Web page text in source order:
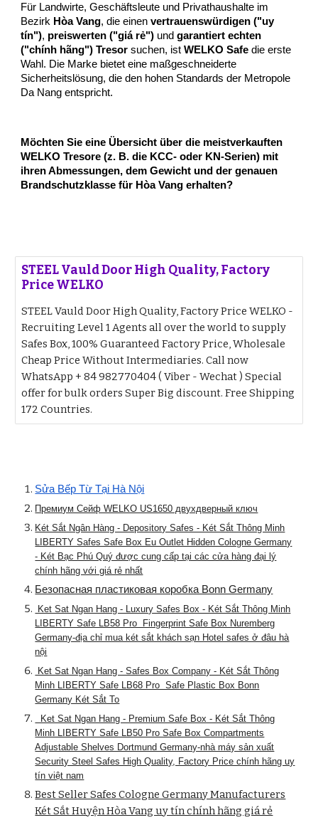
Für Landwirte, Geschäftsleute und Privathaushalte im
Bezirk Hòa Vang, die einenvertrauenswürdigen ("uy
tín"), preiswerten ("giá rẻ") undgarantiert echten
("chính hãng") Tresor suchen, istWELKO Safe die erste
Wahl. Die Marke bietet eine maßgeschneiderte
Sicherheitslösung, die den hohen Standards der Metropole
Da Nang entspricht.
Möchten Sie eine Übersicht über die meistverkauften
WELKO Tresore (z. B. die KCC- oder KN-Serien) mit
ihren Abmessungen, dem Gewicht und der genauen
Brandschutzklasse für Hòa Vang erhalten?
STEEL Vauld Door High Quality, Factory
Price WELKO
STEEL Vauld Door High Quality, Factory Price WELKO -
Recruiting Level 1 Agents all over the world to supply
Safes Box, 100% Guaranteed Factory Price, Wholesale
Cheap Price Without Intermediaries. Call now
WhatsApp + 84 982770404 ( Viber - Wechat ) Special
offer for bulk orders Super Big discount. Free Shipping
172 Countries.
Sửa Bếp Từ Tại Hà Nội
Премиум Сейф WELKO US1650 двухдверный ключ
Két Sắt Ngân Hàng - Depository Safes - Két Sắt Thông Minh
LIBERTY Safes Safe Box Eu Outlet Hidden Cologne Germany
- Két Bạc Phú Quý được cung cấp tại các cửa hàng đại lý
chính hãng với giá rẻ nhất
Безопасная пластиковая коробка Bonn Germany
Ket Sat Ngan Hang - Luxury Safes Box - Két Sắt Thông Minh
LIBERTY Safe LB58 Pro Fingerprint Safe Box Nuremberg
Germany-địa chỉ mua két sắt khách sạn Hotel safes ở đâu hà
nội
Ket Sat Ngan Hang - Safes Box Company - Két Sắt Thông
Minh LIBERTY Safe LB68 Pro Safe Plastic Box Bonn
Germany Két Sắt To
Ket Sat Ngan Hang - Premium Safe Box - Két Sắt Thông
Minh LIBERTY Safe LB50 Pro Safe Box Compartments
Adjustable Shelves Dortmund Germany-nhà máy sản xuất
Security Steel Safes High Quality, Factory Price chính hãng uy
tín việt nam
Best Seller Safes Cologne Germany Manufacturers
Két Sắt Huyện Hòa Vang uy tín chính hãng giá rẻ